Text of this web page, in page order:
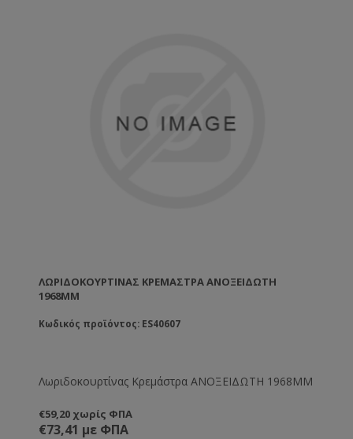
ΛΩΡΙΔΟΚΟΥΡΤΊΝΑΣ ΚΡΕΜΆΣΤΡΑ ΑΝΟΞΕΙΔΩΤΗ
1968ΜΜ
Κωδικός προϊόντος: ES40607
Λωριδοκουρτίνας Κρεμάστρα ΑΝΟΞΕΙΔΩΤΗ 1968ΜΜ
€59,20 χωρίς ΦΠΑ
€73,41 με ΦΠΑ